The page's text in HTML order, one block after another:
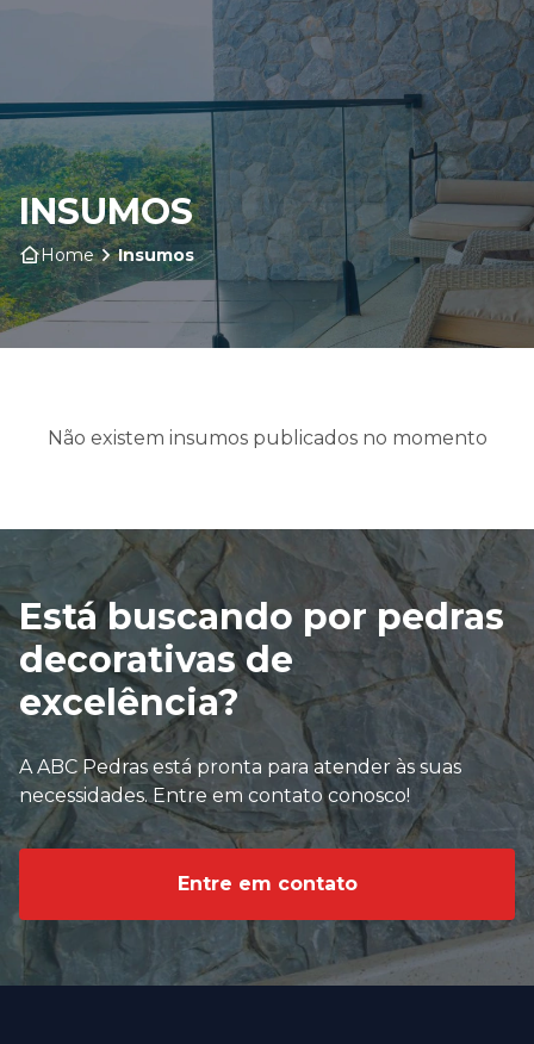
Home
Sobre nós
Produtos
Insumos
Serviços
INSUMOS
Home Insumos
Não existem insumos publicados no momento
Está buscando por pedras
decorativas de
excelência?
A ABC Pedras está pronta para atender às suas
necessidades. Entre em contato conosco!
Entre em contato